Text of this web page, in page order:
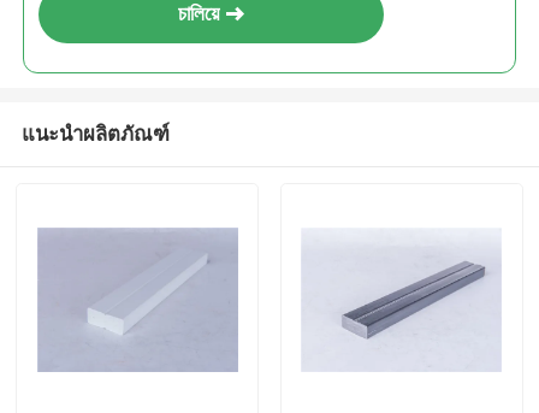
চালিয়ে
แนะนำผลิตภัณฑ์